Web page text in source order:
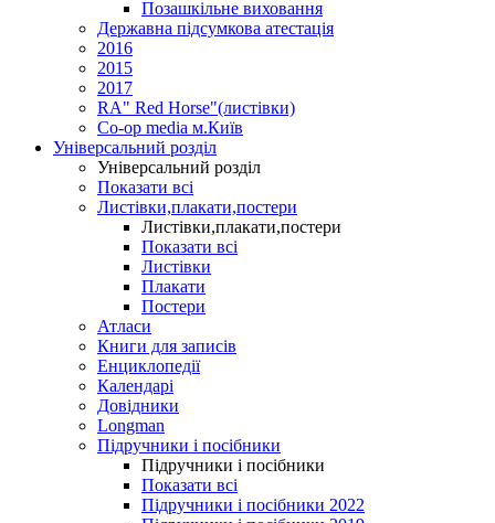
Позашкільне виховання
Державна підсумкова атестація
2016
2015
2017
RA" Red Horse"(листівки)
Co-op media м.Київ
Універсальний розділ
Універсальний розділ
Показати всі
Листівки,плакати,постери
Листівки,плакати,постери
Показати всі
Листівки
Плакати
Постери
Атласи
Книги для записів
Енциклопедії
Календарі
Довідники
Longman
Підручники і посібники
Підручники і посібники
Показати всі
Підручники і посібники 2022